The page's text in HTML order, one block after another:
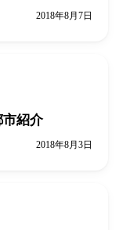
2018年8月7日
市紹介
2018年8月3日